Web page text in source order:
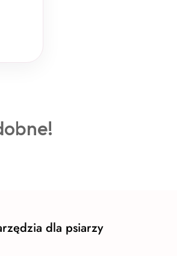
dla psiarzy